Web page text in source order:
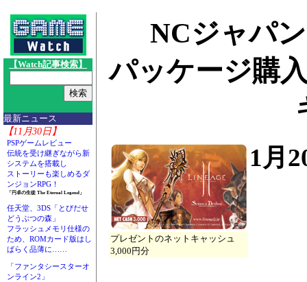
【Watch記事検索】
最新ニュース
【11月30日】
PSPゲームレビュー
伝統を受け継ぎながら新
システムを搭載し
ストーリーも楽しめるダ
ンジョンRPG！
「円卓の生徒 The Eternal Legend」
任天堂、3DS「とびだせ
どうぶつの森」
フラッシュメモリ仕様の
ため、ROMカード版はし
ばらく品薄に……
「ファンタシースターオ
ンライン2」
NCジャパ
パッケージ購
プレゼントのネットキャッシュ
3,000円分
1月